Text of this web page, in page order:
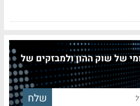
של שוק ההון ולמבזקים של